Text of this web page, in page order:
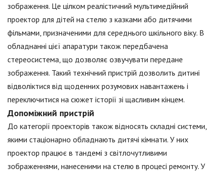
зображення. Це цілком реалістичний мультимедійний
проектор для дітей на стелю з казками або дитячими
фільмами, призначеними для середнього шкільного віку. В
обладнанні цієї апаратури також передбачена
стереосистема, що дозволяє озвучувати передане
зображення. Такий технічний пристрій дозволить дитині
відволіктися від щоденних розумових навантажень і
переключитися на сюжет історії зі щасливим кінцем.
Допоміжний пристрій
До категорії проекторів також відносять складні системи,
якими стаціонарно обладнають дитячі кімнати. У них
проектор працює в тандемі з світлочутливими
зображеннями, нанесеними на стелю в процесі ремонту. У